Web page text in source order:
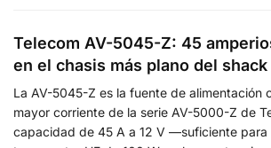
Telecom AV-5045-Z: 45
en el chasis más plano del shack
La AV-5045-Z es la fuente de alimentación
mayor corriente de la serie AV-5000-Z de
capacidad de 45 A a 12 V —suficiente para